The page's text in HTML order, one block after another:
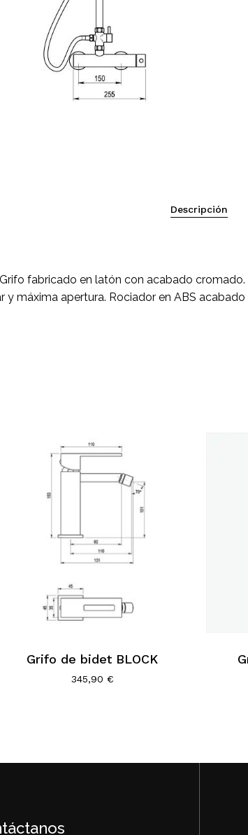
Descripción
fabricado en latón con acabado
máxima apertura. Rociador en ABS
Grifo de bidet BLOCK
345,90 €